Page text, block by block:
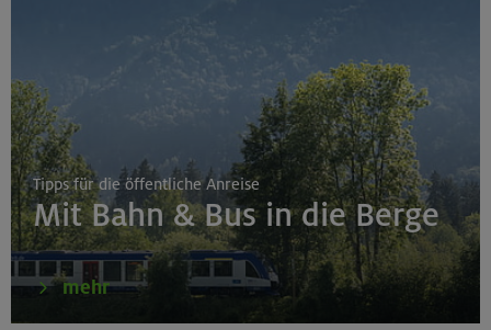
Tipps für die öffentliche Anreise
Mit Bahn & Bus in die Berge
mehr